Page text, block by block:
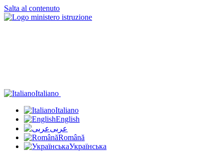
Salta al contenuto
Italiano
Italiano
English
عربى
Română
Українська